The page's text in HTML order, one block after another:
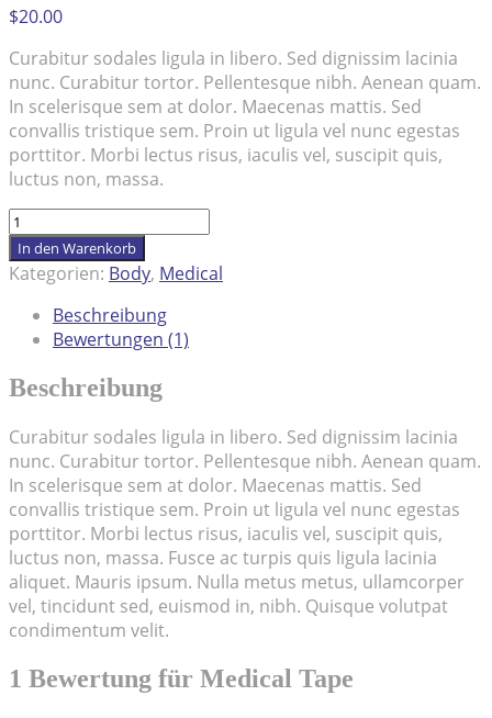
$20.00
Curabitur sodales ligula in libero. Sed dignissim lacinia
nunc. Curabitur tortor. Pellentesque nibh. Aenean quam.
In scelerisque sem at dolor. Maecenas mattis. Sed
convallis tristique sem. Proin ut ligula vel nunc egestas
porttitor. Morbi lectus risus, iaculis vel, suscipit quis,
luctus non, massa.
Medical
Tape
Menge
In den Warenkorb
Kategorien: Body, Medical
Beschreibung
Bewertungen (1)
Beschreibung
Curabitur sodales ligula in libero. Sed dignissim lacinia
nunc. Curabitur tortor. Pellentesque nibh. Aenean quam.
In scelerisque sem at dolor. Maecenas mattis. Sed
convallis tristique sem. Proin ut ligula vel nunc egestas
porttitor. Morbi lectus risus, iaculis vel, suscipit quis,
luctus non, massa. Fusce ac turpis quis ligula lacinia
aliquet. Mauris ipsum. Nulla metus metus, ullamcorper
vel, tincidunt sed, euismod in, nibh. Quisque volutpat
condimentum velit.
1 Bewertung für Medical Tape